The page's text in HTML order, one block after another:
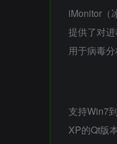
iMonitor（
提供了对
用于病毒
支持Win7
XP的Qt版本